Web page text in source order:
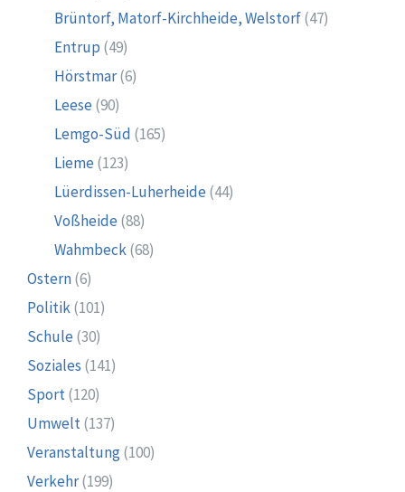
Brüntorf, Matorf-Kirchheide, Welstorf(47)
Entrup (49)
Hörstmar(6)
Leese (90)
Lemgo-Süd (165)
Lieme (123)
Lüerdissen-Luherheide (44)
Voßheide (88)
Wahmbeck(68)
Ostern(6)
Politik(101)
Schule (30)
Soziales (141)
Sport(120)
Umwelt(137)
Veranstaltung(100)
Verkehr(199)